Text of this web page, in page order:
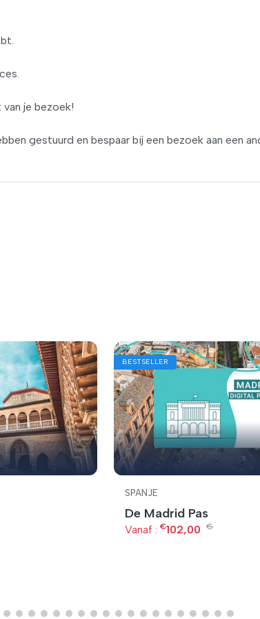
je bezoek!
gestuurd en bespaar bij een bezoek aan een
BESTSELLER
SPANJE
De Madrid Pas
Vanaf : €102,00 €